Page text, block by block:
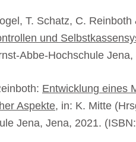
T. Schatz, C. Reinboth
und
Abbe-Hochschule
Entwicklung eines
Aspekte, in: K. Mitte
Jena, Jena, 2021.